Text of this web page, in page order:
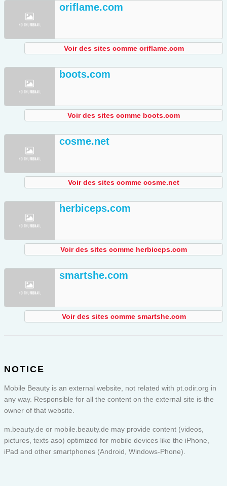
oriflame.com
Voir des sites comme oriflame.com
boots.com
Voir des sites comme boots.com
cosme.net
Voir des sites comme cosme.net
herbiceps.com
Voir des sites comme herbiceps.com
smartshe.com
Voir des sites comme smartshe.com
NOTICE
Mobile Beauty is an external website, not related with pt.odir.org in
any way. Responsible for all the content on the external site is the
owner of that website.
m.beauty.de or mobile.beauty.de may provide content (videos,
pictures, texts aso) optimized for mobile devices like the iPhone,
iPad and other smartphones (Android, Windows-Phone).